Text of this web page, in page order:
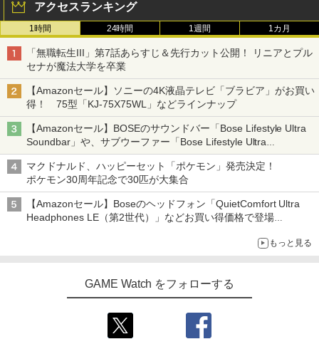
アクセスランキング
1時間 24時間 1週間 1カ月
「無職転生III」第7話あらすじ＆先行カット公開！ リニアとプル
セナが魔法大学を卒業
【Amazonセール】ソニーの4K液晶テレビ「ブラビア」がお買い
得！ 75型「KJ-75X75WL」などラインナップ
【Amazonセール】BOSEのサウンドバー「Bose Lifestyle Ultra
Soundbar」や、サブウーファー「Bose Lifestyle Ultra
Subwoofer」などお買い得！
マクドナルド、ハッピーセット「ポケモン」発売決定！
ポケモン30周年記念で30匹が大集合
【Amazonセール】Boseのヘッドフォン「QuietComfort Ultra
Headphones LE（第2世代）」などお買い得価格で登場
もっと見る
GAME Watch をフォローする